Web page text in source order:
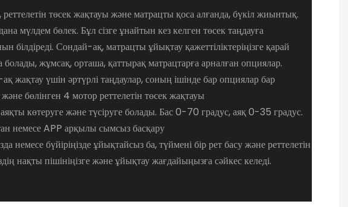
реттелетін төсек жақтауы және матрацты қоса алғанда, бүкіл жиынтық.
мүлдем бөлек. Бұл сізге ұнайтын кез келген төсек таңдауға
білдіреді. Сондай-ақ, матрацты ұйықтау қажеттіліктеріңізге қарай
болады, жұмсақ, орташа, қаттырақ матрацтарға арналған опциялар.
жақтау үшін әртүрлі таңдаулар, соның ішінде бар опциялар бар
бөлінген 4 мотор реттелетін төсек жақтауы
көтеруге және түсіруге болады. Бас 0-70 градус, аяқ 0-35 градус.
немесе APP арқылы сымсыз басқару
немесе бүйіріңізде ұйықтайсыз ба, түймені бір рет басу және реттелетін
нақты пішініңізге және ұйықтау жағдайыңызға сәйкес келеді.